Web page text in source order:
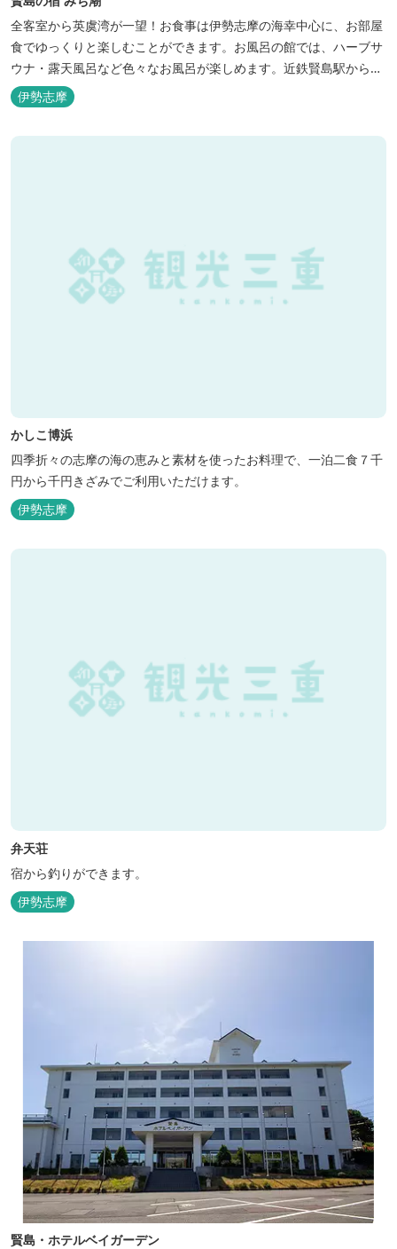
全客室から英虞湾が一望！お食事は伊勢志摩の海幸中心に、お部屋
食でゆっくりと楽しむことができます。お風呂の館では、ハーブサ
ウナ・露天風呂など色々なお風呂が楽しめます。近鉄賢島駅から歩
いて5分と好立地です。
伊勢志摩
かしこ博浜
四季折々の志摩の海の恵みと素材を使ったお料理で、一泊二食７千
円から千円きざみでご利用いただけます。
伊勢志摩
弁天荘
宿から釣りができます。
伊勢志摩
賢島・ホテルベイガーデン